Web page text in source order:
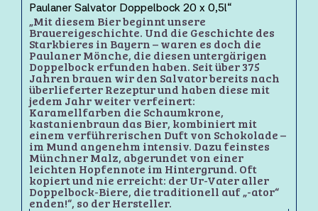
Paulaner Salvator Doppelbock 20 x 0,5l“
„Mit diesem Bier beginnt unsere
Brauereigeschichte. Und die Geschichte des
Starkbieres in Bayern – waren es doch die
Paulaner Mönche, die diesen untergärigen
Doppelbock erfunden haben. Seit über 375
Jahren brauen wir den Salvator bereits nach
überlieferter Rezeptur und haben diese mit
jedem Jahr weiter verfeinert:
Karamellfarben die Schaumkrone,
kastanienbraun das Bier, kombiniert mit
einem verführerischen Duft von Schokolade –
im Mund angenehm intensiv. Dazu feinstes
Münchner Malz, abgerundet von einer
leichten Hopfennote im Hintergrund. Oft
kopiert und nie erreicht: der Ur-Vater aller
Doppelbock-Biere, die traditionell auf „-ator“
enden!“, so der Hersteller.